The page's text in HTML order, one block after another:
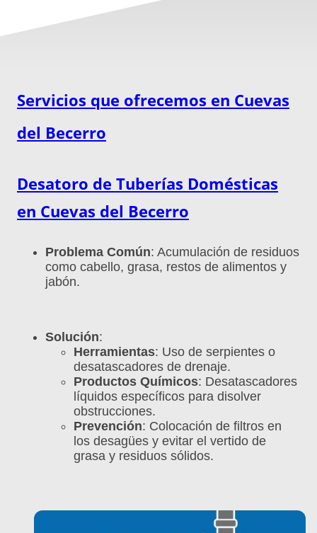
Servicios que ofrecemos en Cuevas
del Becerro
Desatoro de Tuberías Domésticas
en Cuevas del Becerro
Problema Común: Acumulación de residuos
como cabello, grasa, restos de alimentos y
jabón.
Solución:
Herramientas: Uso de serpientes o
desatascadores de drenaje.
Productos Químicos: Desatascadores
líquidos específicos para disolver
obstrucciones.
Prevención: Colocación de filtros en
los desagües y evitar el vertido de
grasa y residuos sólidos.